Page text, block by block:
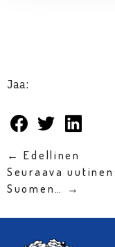
Jaa:
← Edellinen
Seuraava
Suomen… →